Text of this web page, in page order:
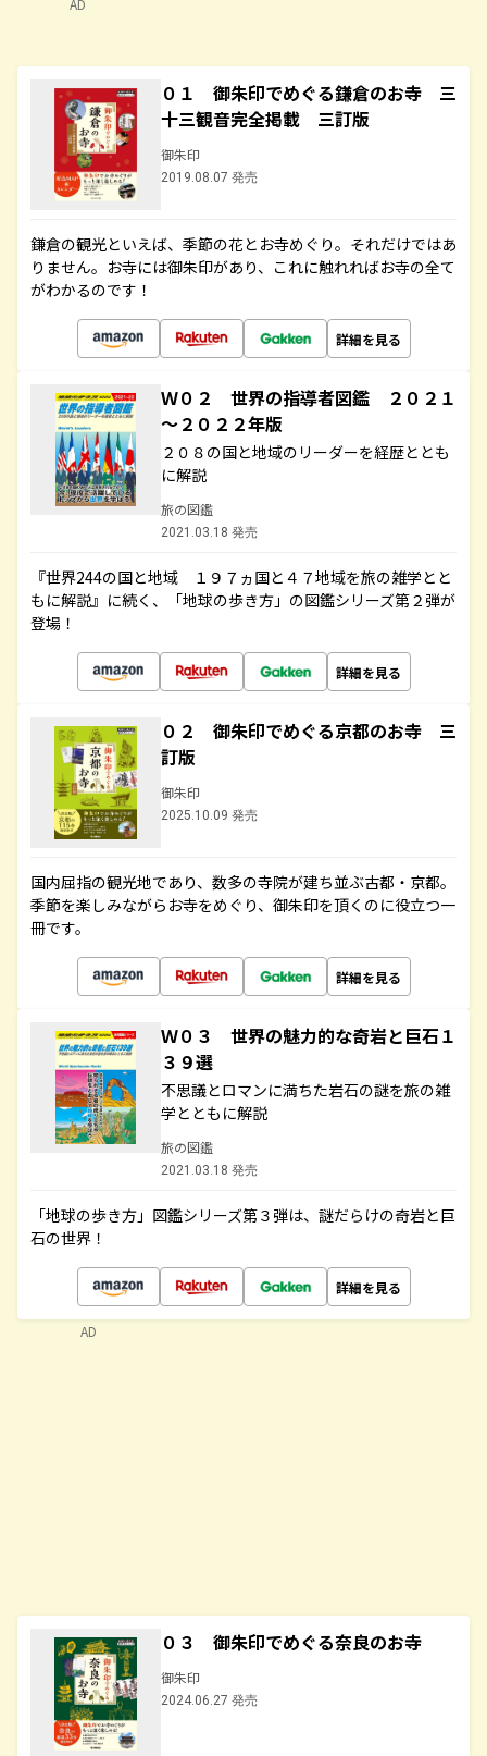
AD
０１ 御朱印でめぐる鎌倉のお寺 三
十三観音完全掲載 三訂版
御朱印
2019.08.07 発売
鎌倉の観光といえば、季節の花とお寺めぐり。それだけではあ
りません。お寺には御朱印があり、これに触れればお寺の全て
がわかるのです！
詳細を見る
Ｗ０２ 世界の指導者図鑑 ２０２１
～２０２２年版
２０８の国と地域のリーダーを経歴ととも
に解説
旅の図鑑
2021.03.18 発売
『世界244の国と地域 １９７ヵ国と４７地域を旅の雑学とと
もに解説』に続く、「地球の歩き方」の図鑑シリーズ第２弾が
登場！
詳細を見る
０２ 御朱印でめぐる京都のお寺 三
訂版
御朱印
2025.10.09 発売
国内屈指の観光地であり、数多の寺院が建ち並ぶ古都・京都。
季節を楽しみながらお寺をめぐり、御朱印を頂くのに役立つ一
冊です。
詳細を見る
Ｗ０３ 世界の魅力的な奇岩と巨石１
３９選
不思議とロマンに満ちた岩石の謎を旅の雑
学とともに解説
旅の図鑑
2021.03.18 発売
「地球の歩き方」図鑑シリーズ第３弾は、謎だらけの奇岩と巨
石の世界！
詳細を見る
０３ 御朱印でめぐる奈良のお寺
御朱印
2024.06.27 発売
AD